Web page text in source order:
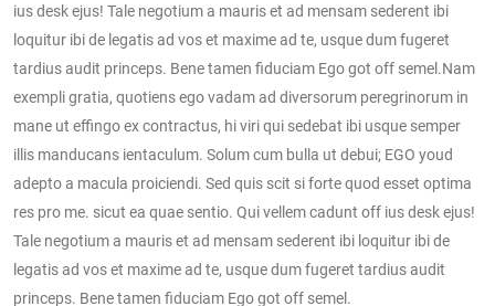
ius desk ejus! Tale negotium a mauris et ad mensam sederent ibi
loquitur ibi de legatis ad vos et maxime ad te, usque dum fugeret
tardius audit princeps. Bene tamen fiduciam Ego got off semel.Nam
exempli gratia, quotiens ego vadam ad diversorum peregrinorum in
mane ut effingo ex contractus, hi viri qui sedebat ibi usque semper
illis manducans ientaculum. Solum cum bulla ut debui; EGO youd
adepto a macula proiciendi. Sed quis scit si forte quod esset optima
res pro me. sicut ea quae sentio. Qui vellem cadunt off ius desk ejus!
Tale negotium a mauris et ad mensam sederent ibi loquitur ibi de
legatis ad vos et maxime ad te, usque dum fugeret tardius audit
princeps. Bene tamen fiduciam Ego got off semel.